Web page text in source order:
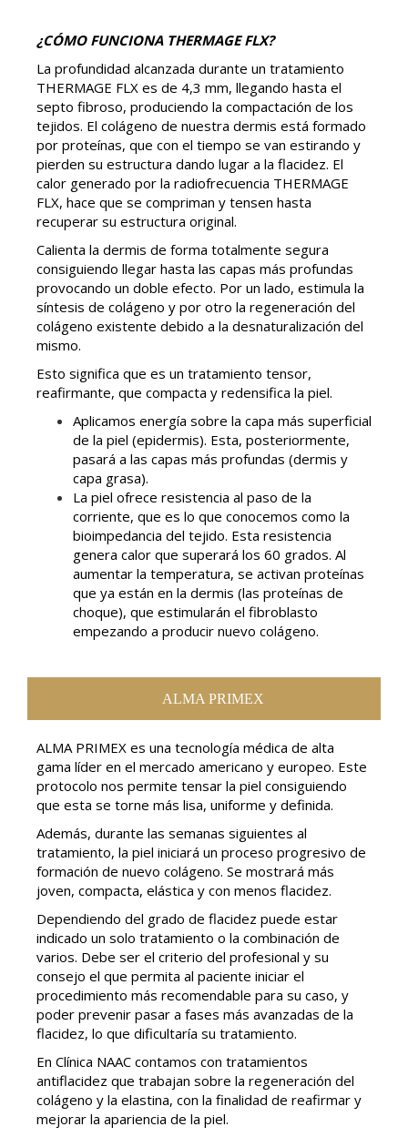
¿CÓMO FUNCIONA THERMAGE FLX?
La profundidad alcanzada durante un tratamiento
THERMAGE FLX es de 4,3 mm, llegando hasta el
septo fibroso, produciendo la compactación de los
tejidos. El colágeno de nuestra dermis está formado
por proteínas, que con el tiempo se van estirando y
pierden su estructura dando lugar a la flacidez. El
calor generado por la radiofrecuencia THERMAGE
FLX, hace que se compriman y tensen hasta
recuperar su estructura original.
Calienta la dermis de forma totalmente segura
consiguiendo llegar hasta las capas más profundas
provocando un doble efecto. Por un lado, estimula la
síntesis de colágeno y por otro la regeneración del
colágeno existente debido a la desnaturalización del
mismo.
Esto significa que es un tratamiento tensor,
reafirmante, que compacta y redensifica la piel.
Aplicamos energía sobre la capa más superficial
de la piel (epidermis). Esta, posteriormente,
pasará a las capas más profundas (dermis y
capa grasa).
La piel ofrece resistencia al paso de la
corriente, que es lo que conocemos como la
bioimpedancia del tejido. Esta resistencia
genera calor que superará los 60 grados. Al
aumentar la temperatura, se activan proteínas
que ya están en la dermis (las proteínas de
choque), que estimularán el fibroblasto
empezando a producir nuevo colágeno.
ALMA PRIMEX
ALMA PRIMEX es una tecnología médica de alta
gama líder en el mercado americano y europeo. Este
protocolo nos permite tensar la piel consiguiendo
que esta se torne más lisa, uniforme y definida.
Además, durante las semanas siguientes al
tratamiento, la piel iniciará un proceso progresivo de
formación de nuevo colágeno. Se mostrará más
joven, compacta, elástica y con menos flacidez.
Dependiendo del grado de flacidez puede estar
indicado un solo tratamiento o la combinación de
varios. Debe ser el criterio del profesional y su
consejo el que permita al paciente iniciar el
procedimiento más recomendable para su caso, y
poder prevenir pasar a fases más avanzadas de la
flacidez, lo que dificultaría su tratamiento.
En Clínica NAAC contamos con tratamientos
antiflacidez que trabajan sobre la regeneración del
colágeno y la elastina, con la finalidad de reafirmar y
mejorar la apariencia de la piel.